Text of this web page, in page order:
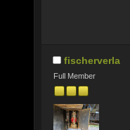
fischerverla
Full Member